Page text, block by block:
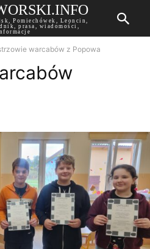
Pomiechówek, Leoncin,
prasa, wiadomości,
warcabów z Popowa